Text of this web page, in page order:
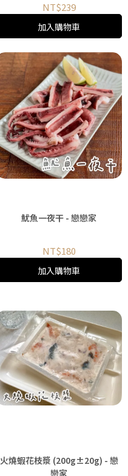
NT$239
加入購物車
魷魚一夜干 - 戀戀家
NT$180
加入購物車
火燒蝦花枝漿 (200g±20g) - 戀
戀家